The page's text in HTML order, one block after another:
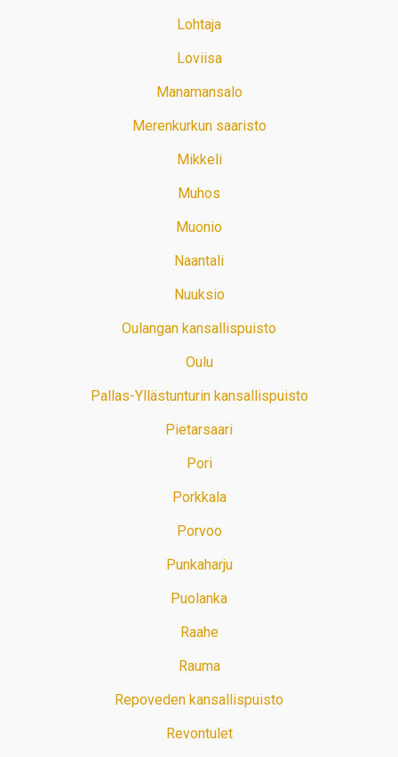
Lohtaja
Loviisa
Manamansalo
Merenkurkun saaristo
Mikkeli
Muhos
Muonio
Naantali
Nuuksio
Oulangan kansallispuisto
Oulu
Pallas-Yllästunturin kansallispuisto
Pietarsaari
Pori
Porkkala
Porvoo
Punkaharju
Puolanka
Raahe
Rauma
Repoveden kansallispuisto
Revontulet